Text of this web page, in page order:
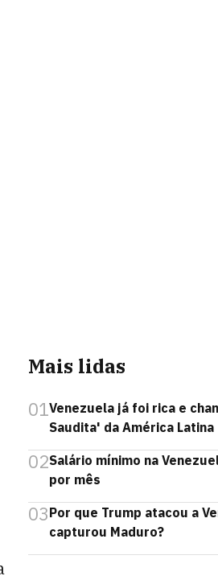
Mais lidas
01Venezuela já foi rica e
Saudita' da América Latina
02Salário mínimo na
por mês
03Por que Trump atacou a
capturou Maduro?